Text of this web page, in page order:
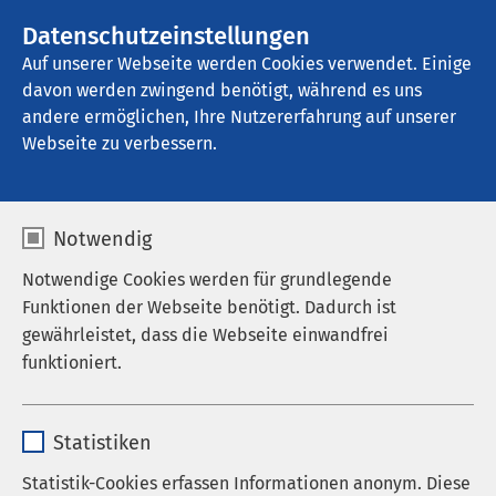
Datenschutzeinstellungen
Auf unserer Webseite werden Cookies verwendet. Einige
davon werden zwingend benötigt, während es uns
andere ermöglichen, Ihre Nutzererfahrung auf unserer
Webseite zu verbessern.
Notwendig
Notwendige Cookies werden für grundlegende
Funktionen der Webseite benötigt. Dadurch ist
gewährleistet, dass die Webseite einwandfrei
funktioniert.
Anbieter sgalinski
Statistiken
Statistik-Cookies erfassen Informationen anonym. Diese
AMEOS Klinikum Osnabrück
Bildergalerie